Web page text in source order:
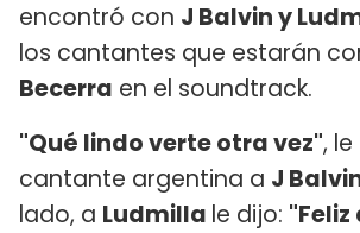
encontró con J Balvin y
los cantantes que estarán
Becerra en el soundtrack.
"Qué lindo verte otra vez",
cantante argentina a J
lado, a Ludmilla le dijo: "Feliz